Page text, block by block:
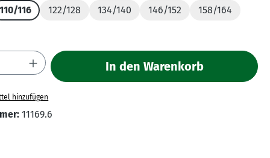
110/116 122/128 134/140 146/152
158/164
Gib den gewünschten Wert ein
In den Warenkorb
hinzufügen
11169.6